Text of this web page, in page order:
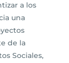
a los
una
de la
Sociales,